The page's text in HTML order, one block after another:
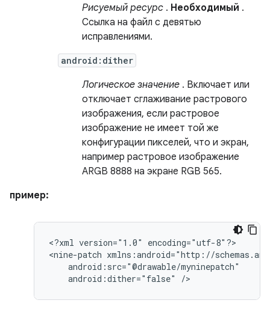
Рисуемый ресурс . Необходимый .
Ссылка на файл с девятью
исправлениями.
android:dither
Логическое значение . Включает или
отключает сглаживание растрового
изображения, если растровое
изображение не имеет той же
конфигурации пикселей, что и экран,
например растровое изображение
ARGB 8888 на экране RGB 565.
пример:
<?xml version="1.0"
encoding="utf-8"?>
<nine-patch
android:dither="false"
/>